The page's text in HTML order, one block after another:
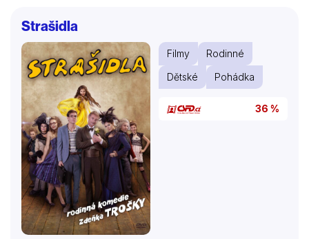
Růženka se za prince Viliama neprovdá, protože se v
patnácti letech píchne o vřeteno do prstu a umře.
Dvanáctá víla už může kletbu pouze zmírnit dívka
nezemře, ale usne na sto let. Král dá zničit…
Strašidla
Filmy
Rodinné
Dětské
Pohádka
36 %